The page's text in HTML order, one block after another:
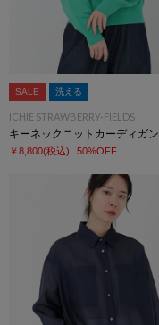
SALE 洗える
ICHIE STRAWBERRY-FIELDS
キーネックニットカーディガン
￥8,800(税込) 50%OFF